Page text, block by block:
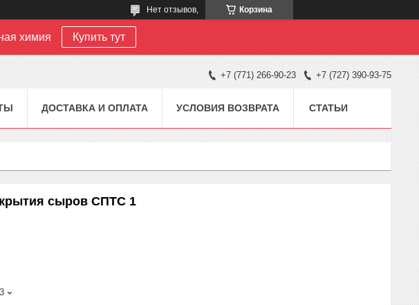
Корзина
Нет отзывов,
химия Купить тут
+7 (771) 266-90-23 +7 (727) 390-93-75
ДОСТАВКА И ОПЛАТА УСЛОВИЯ ВОЗВРАТА СТАТЬИ
сыров СПТС 1